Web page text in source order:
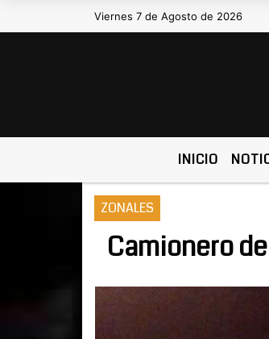
Viernes 7 de Agosto de 2026
Hoy es Viernes 7
INICIO
ZONALES
Camionero